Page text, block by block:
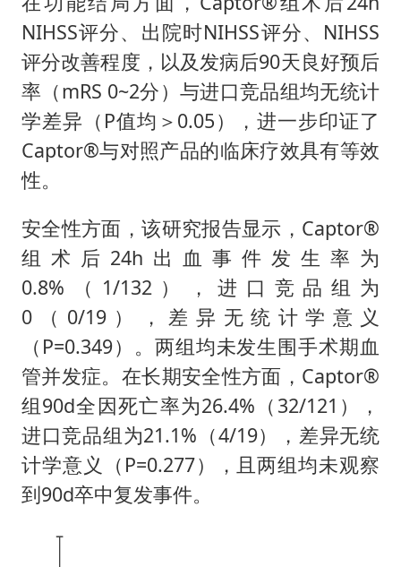
NIHSS评分、出院时NIHSS评分、NIHSS
评分改善程度，以及发病后90天良好预后
率（mRS 0~2分）与进口竞品组均无统计
学差异（P值均＞0.05），进一步印证了
Captor®与对照产品的临床疗效具有等效
性。
安全性方面，该研究报告显示，Captor®
组术后24h出血事件发生率为
0.8%（1/132），进口竞品组为
0（0/19），差异无统计学意义
（P=0.349）。两组均未发生围手术期血
管并发症。在长期安全性方面，Captor®
组90d全因死亡率为26.4%（32/121），
进口竞品组为21.1%（4/19），差异无统
计学意义（P=0.277），且两组均未观察
到90d卒中复发事件。